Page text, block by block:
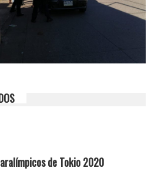
de Tokio 2020